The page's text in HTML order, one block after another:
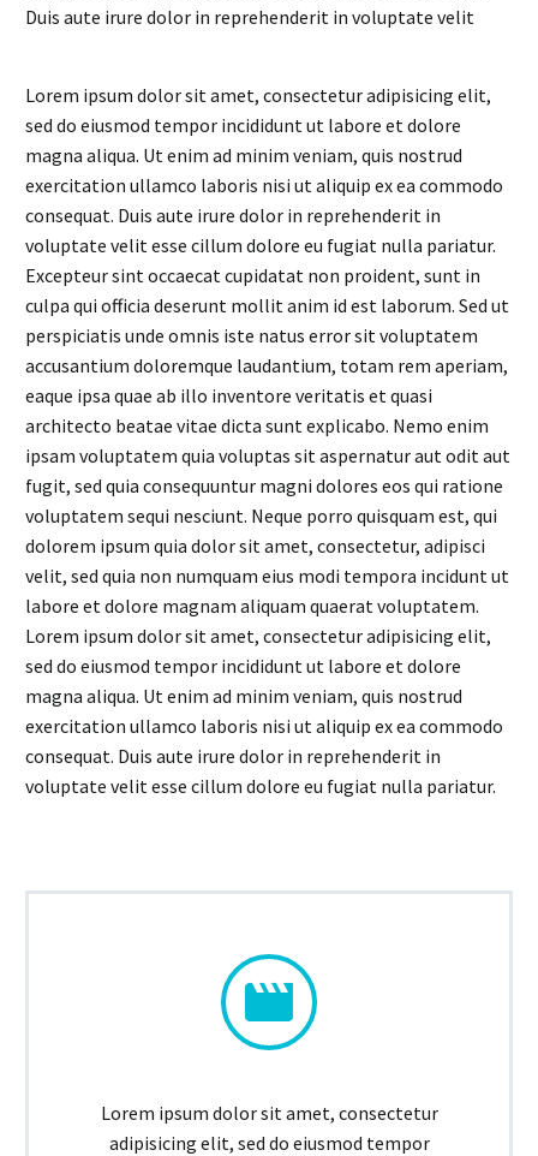
Duis aute irure dolor in reprehenderit in voluptate velit
Lorem ipsum dolor sit amet, consectetur adipisicing elit,
sed do eiusmod tempor incididunt ut labore et dolore
magna aliqua. Ut enim ad minim veniam, quis nostrud
exercitation ullamco laboris nisi ut aliquip ex ea commodo
consequat. Duis aute irure dolor in reprehenderit in
voluptate velit esse cillum dolore eu fugiat nulla pariatur.
Excepteur sint occaecat cupidatat non proident, sunt in
culpa qui officia deserunt mollit anim id est laborum. Sed ut
perspiciatis unde omnis iste natus error sit voluptatem
accusantium doloremque laudantium, totam rem aperiam,
eaque ipsa quae ab illo inventore veritatis et quasi
architecto beatae vitae dicta sunt explicabo. Nemo enim
ipsam voluptatem quia voluptas sit aspernatur aut odit aut
fugit, sed quia consequuntur magni dolores eos qui ratione
voluptatem sequi nesciunt. Neque porro quisquam est, qui
dolorem ipsum quia dolor sit amet, consectetur, adipisci
velit, sed quia non numquam eius modi tempora incidunt ut
labore et dolore magnam aliquam quaerat voluptatem.
Lorem ipsum dolor sit amet, consectetur adipisicing elit,
sed do eiusmod tempor incididunt ut labore et dolore
magna aliqua. Ut enim ad minim veniam, quis nostrud
exercitation ullamco laboris nisi ut aliquip ex ea commodo
consequat. Duis aute irure dolor in reprehenderit in
voluptate velit esse cillum dolore eu fugiat nulla pariatur.


Lorem ipsum dolor sit amet, consectetur
adipisicing elit, sed do eiusmod tempor